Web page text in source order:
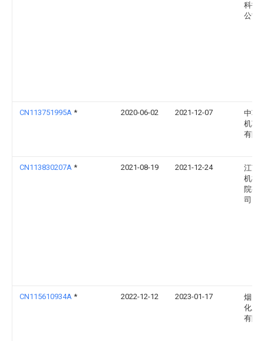
科技
公司
CN113751995A * 2020-06-02 2021-12-07
中车
机车
有限
CN113830207A * 2021-08-19 2021-12-24
江苏
机械
院有
司
CN115610934A * 2022-12-12 2023-01-17
烟台
化工
有限